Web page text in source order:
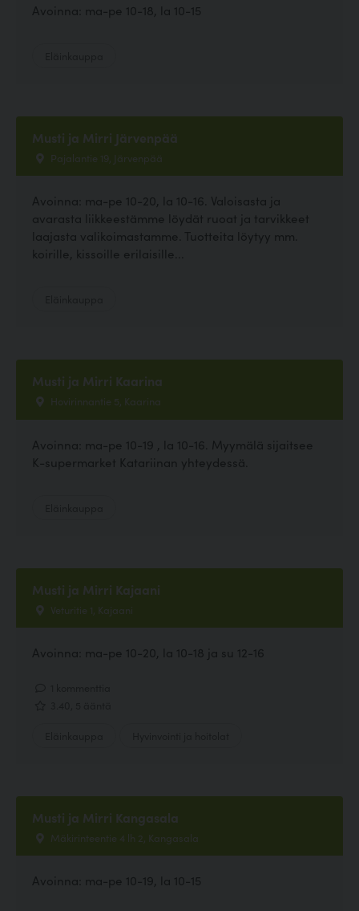
Avoinna: ma-pe 10-18, la 10-15
Musti ja Mirri Järvenpää
Pajalantie 19, Järvenpää
Avoinna: ma-pe 10-20, la 10-16. Valoisasta ja
avarasta liikkeestämme löydät ruoat ja tarvikkeet
laajasta valikoimastamme. Tuotteita löytyy mm.
koirille, kissoille erilaisille...
Musti ja Mirri Kaarina
Hovirinnantie 5, Kaarina
Avoinna: ma-pe 10-19 , la 10-16. Myymälä sijaitsee
K-supermarket Katariinan yhteydessä.
Musti ja Mirri Kajaani
Veturitie 1, Kajaani
Avoinna: ma-pe 10-20, la 10-18 ja su 12-16
Musti ja Mirri Kangasala
Mäkirinteentie 4 lh 2, Kangasala
Avoinna: ma-pe 10-19, la 10-15